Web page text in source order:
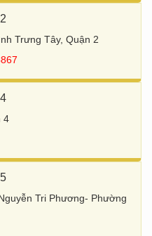
Trưng Tây, Quận 2
4
Tri Phương- Phường